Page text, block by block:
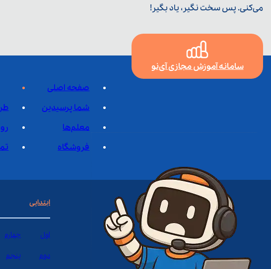
می‌کنی. پس سخت نگیر، یاد بگیر!
سامانه آموزش مجازی آی‌نو
صفحه اصلی
شما پرسیدین
معلم‌ها
فروشگاه
ابتدایی
اول چهارم
دوم پنجم